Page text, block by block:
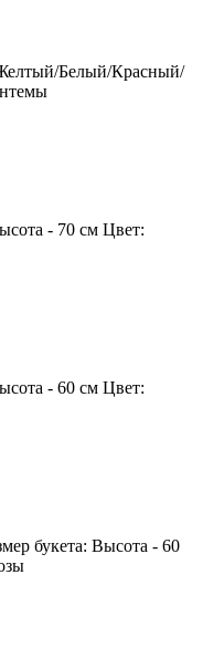
Белый/Красный/
- 70 см Цвет:
- 60 см Цвет:
букета: Высота - 60